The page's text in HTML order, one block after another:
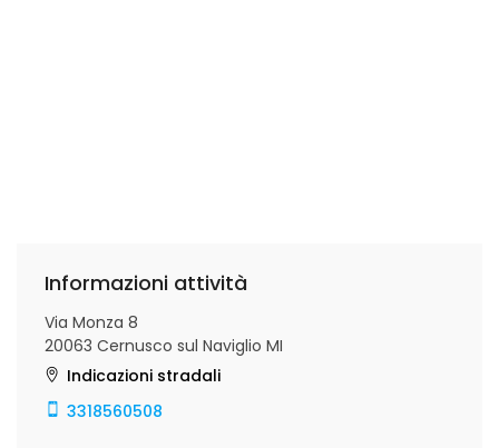
Informazioni attività
Via Monza 8
20063 Cernusco sul Naviglio MI
Indicazioni stradali
3318560508